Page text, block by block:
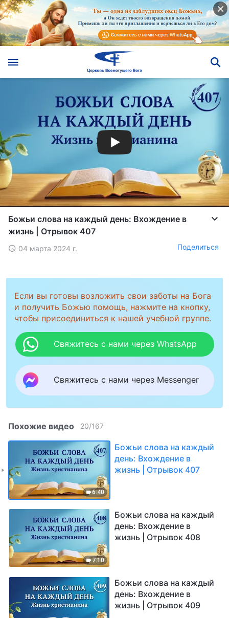
Божьи слова на каждый день: Вхождение в
жизнь | Отрывок 407
04 марта 2024 г. Поделиться
Если вы готовы возложить свои заботы на Бога
и получить Божью помощь, нажмите на кнопку,
чтобы присоединиться к нашей учебной группе.
Свяжитесь с нами через WhatsApp
Свяжитесь с нами через Messenger
Похожие видео 20/167
6:40
Божьи слова на каждый
день: Вхождение в
жизнь | Отрывок 407
7:10
Божьи слова на каждый
день: Вхождение в
жизнь | Отрывок 408
Божьи слова на каждый
день: Вхождение в
жизнь | Отрывок 409